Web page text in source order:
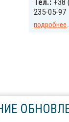
Тел.: +38
235-05-97
подробнее